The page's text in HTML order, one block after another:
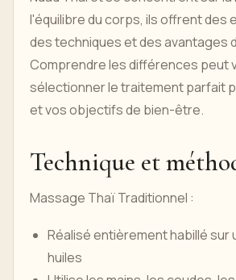
l'équilibre du corps, ils offrent des
des techniques et des avantages
Comprendre les différences peut
sélectionner le traitement parfait
et vos objectifs de bien-être.
Technique et
Massage Thaï Traditionnel :
Réalisé entièrement habillé sur
huiles